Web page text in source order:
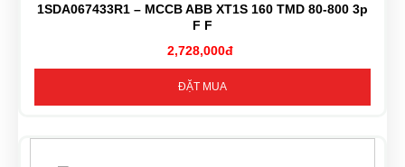
1SDA067433R1 – MCCB ABB XT1S 160 TMD 80-800 3p
F F
2,728,000đ
ĐẶT MUA